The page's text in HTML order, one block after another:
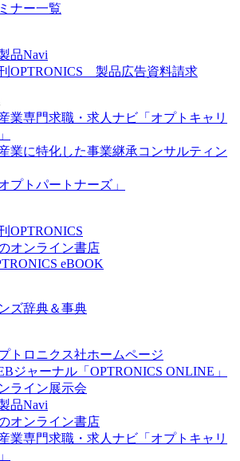
ナー一覧
品Navi
OPTRONICS 製品広告資料請求
業専門求職・求人ナビ「オプトキャリ
業に特化した事業継承コンサルティン
オプトパートナーズ」
OPTRONICS
オンライン書店
eBOOK
ズ辞典＆事典
トロニクス社ホームページ
ジャーナル「OPTRONICS ONLINE」
ライン展示会
品Navi
オンライン書店
業専門求職・求人ナビ「オプトキャリ